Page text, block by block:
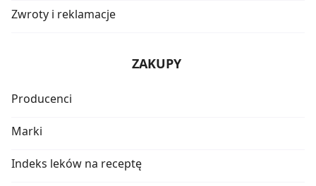
Zwroty i reklamacje
ZAKUPY
Producenci
Marki
Indeks leków na receptę